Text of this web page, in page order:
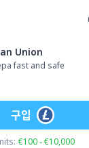
Union
fast and safe
€100 - €10,000
구입